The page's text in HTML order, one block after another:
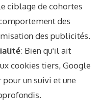
ciblage de cohortes
des
des publicités.
: Bien qu'il ait
cookies tiers, Google
un suivi et une